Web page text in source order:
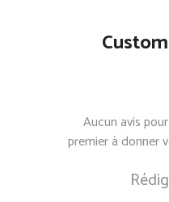
Aucun avis
premier à donner